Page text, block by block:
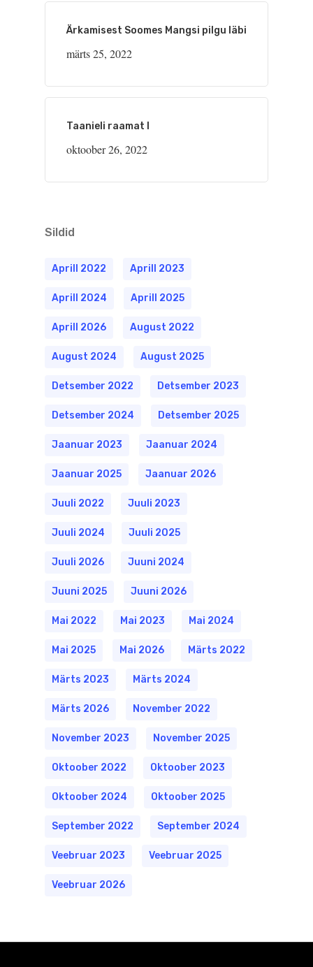
Ärkamisest Soomes Mangsi pilgu läbi
märts 25, 2022
Taanieli raamat I
oktoober 26, 2022
Sildid
Aprill 2022 Aprill 2023
Aprill 2024 Aprill 2025
Aprill 2026 August 2022
August 2024 August 2025
Detsember 2022 Detsember 2023
Detsember 2024 Detsember 2025
Jaanuar 2023 Jaanuar 2024
Jaanuar 2025 Jaanuar 2026
Juuli 2022 Juuli 2023
Juuli 2024 Juuli 2025
Juuli 2026 Juuni 2024
Juuni 2025 Juuni 2026
Mai 2022 Mai 2023 Mai 2024
Mai 2025 Mai 2026 Märts 2022
Märts 2023 Märts 2024
Märts 2026 November 2022
November 2023 November 2025
Oktoober 2022 Oktoober 2023
Oktoober 2024 Oktoober 2025
September 2022 September 2024
Veebruar 2023 Veebruar 2025
Veebruar 2026